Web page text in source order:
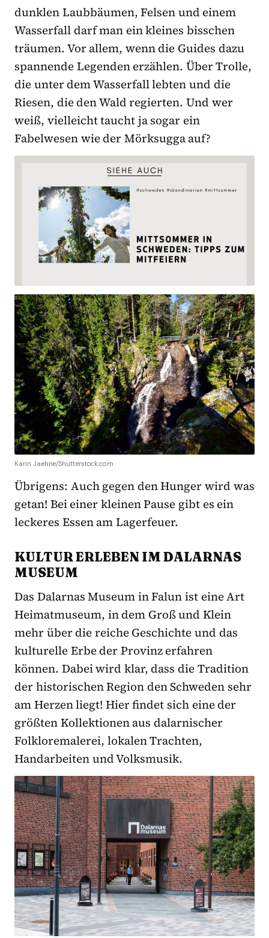
dunklen Laubbäumen, Felsen und einem
Wasserfall darf man ein kleines bisschen
träumen. Vor allem, wenn die Guides dazu
spannende Legenden erzählen. Über Trolle,
die unter dem Wasserfall lebten und die
Riesen, die den Wald regierten. Und wer
weiß, vielleicht taucht ja sogar ein
Fabelwesen wie der Mörksugga auf?
Karin Jaehne/Shutterstock.com
Übrigens: Auch gegen den Hunger wird was
getan! Bei einer kleinen Pause gibt es ein
leckeres Essen am Lagerfeuer.
KULTUR ERLEBEN IM DALARNAS
MUSEUM
Das Dalarnas Museum in Falun ist eine Art
Heimatmuseum, in dem Groß und Klein
mehr über die reiche Geschichte und das
kulturelle Erbe der Provinz erfahren
können. Dabei wird klar, dass die Tradition
der historischen Region den Schweden sehr
am Herzen liegt! Hier findet sich eine der
größten Kollektionen aus dalarnischer
Folkloremalerei, lokalen Trachten,
Handarbeiten und Volksmusik.